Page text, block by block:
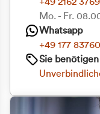
Mo. - Fr.
Whatsapp
+49 177
Sie